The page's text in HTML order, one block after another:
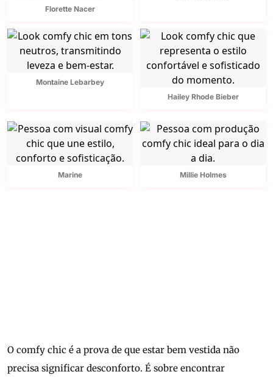
Florette Nacer
Montaine Lebarbey
Hailey Rhode Bieber
Marine Millie Holmes
O comfy chic é a prova de que estar bem vestida não
precisa significar desconforto. É sobre encontrar